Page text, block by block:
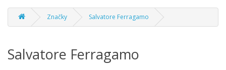
Značky Salvatore Ferragamo
Salvatore Ferragamo